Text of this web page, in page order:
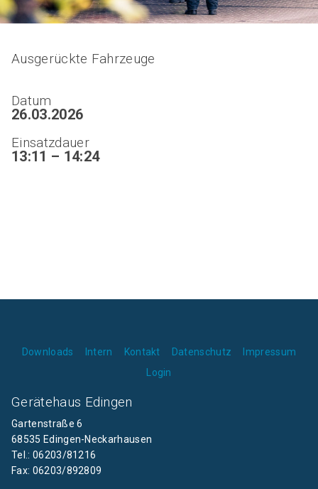
Ausgerückte Fahrzeuge
Datum
26.03.2026
Einsatzdauer
13:11 – 14:24
Downloads Intern Kontakt Datenschutz
Impressum
Login
Gerätehaus Edingen
Gartenstraße 6
68535 Edingen-Neckarhausen
Tel.: 06203/81216
Fax: 06203/892809